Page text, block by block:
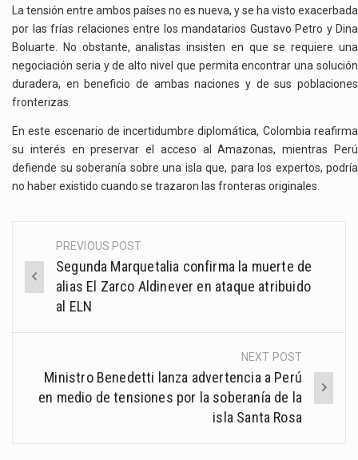
La tensión entre ambos países no es nueva, y se ha visto exacerbada
por las frías relaciones entre los mandatarios Gustavo Petro y Dina
Boluarte. No obstante, analistas insisten en que se requiere una
negociación seria y de alto nivel que permita encontrar una solución
duradera, en beneficio de ambas naciones y de sus poblaciones
fronterizas.
En este escenario de incertidumbre diplomática, Colombia reafirma
su interés en preservar el acceso al Amazonas, mientras Perú
defiende su soberanía sobre una isla que, para los expertos, podría
no haber existido cuando se trazaron las fronteras originales.
Post
navigation
PREVIOUS POST
Segunda Marquetalia confirma la muerte de
alias El Zarco Aldinever en ataque atribuido
al ELN
NEXT POST
Ministro Benedetti lanza advertencia a Perú
en medio de tensiones por la soberanía de la
isla Santa Rosa